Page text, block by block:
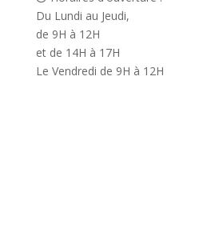
Du Lundi au Jeudi,
de 9H à 12H
et de 14H à 17H
Le Vendredi de 9H à 12H